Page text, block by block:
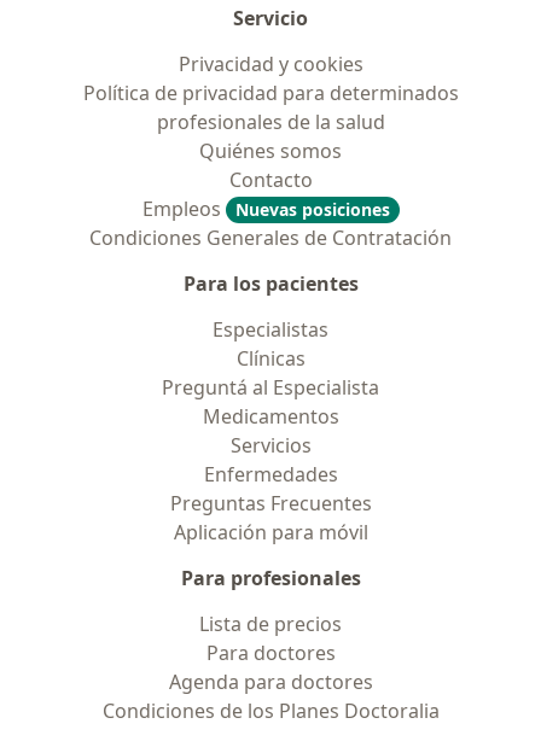
Servicio
Privacidad y cookies
Política de privacidad para determinados
profesionales de la salud
Quiénes somos
Contacto
Empleos
Nuevas posiciones
Condiciones Generales de Contratación
Para los pacientes
Especialistas
Clínicas
Preguntá al Especialista
Medicamentos
Servicios
Enfermedades
Preguntas Frecuentes
Aplicación para móvil
Para profesionales
Lista de precios
Para doctores
Agenda para doctores
Condiciones de los Planes Doctoralia